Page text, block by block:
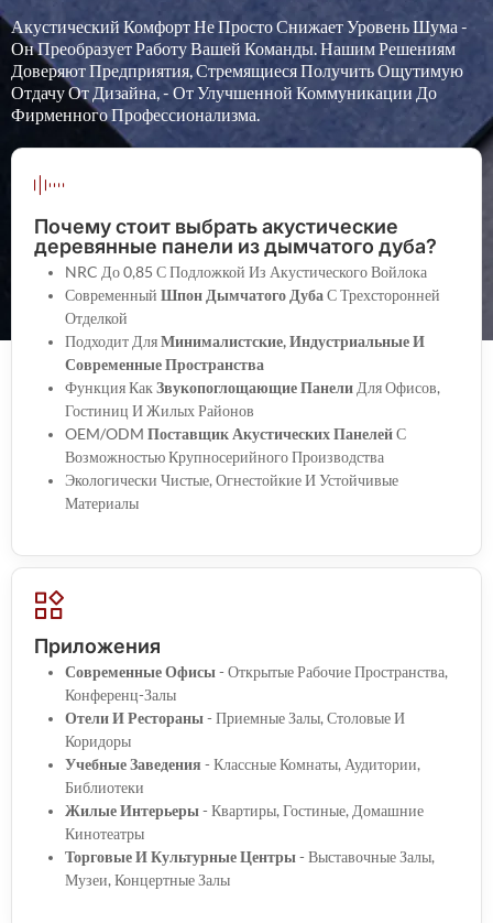
Акустический Комфорт Не Просто Снижает Уровень Шума -
Он Преобразует Работу Вашей Команды. Нашим Решениям
Доверяют Предприятия, Стремящиеся Получить Ощутимую
Отдачу От Дизайна, - От Улучшенной Коммуникации До
Фирменного Профессионализма.
Почему стоит выбрать акустические
деревянные панели из дымчатого дуба?
NRC До 0,85 С Подложкой Из Акустического Войлока
Современный Шпон Дымчатого Дуба С Трехсторонней
Отделкой
Подходит ДляМинималистские, Индустриальные И
Современные Пространства
Функция КакЗвукопоглощающие Панели Для Офисов,
Гостиниц И Жилых Районов
OEM/ODM Поставщик Акустических ПанелейС
Возможностью Крупносерийного Производства
Экологически Чистые, Огнестойкие И Устойчивые
Материалы
Приложения
Современные Офисы- Открытые Рабочие Пространства,
Конференц-Залы
Отели И Рестораны- Приемные Залы, Столовые И
Коридоры
Учебные Заведения - Классные Комнаты, Аудитории,
Библиотеки
Жилые Интерьеры- Квартиры, Гостиные, Домашние
Кинотеатры
Торговые И Культурные Центры- Выставочные Залы,
Музеи, Концертные Залы